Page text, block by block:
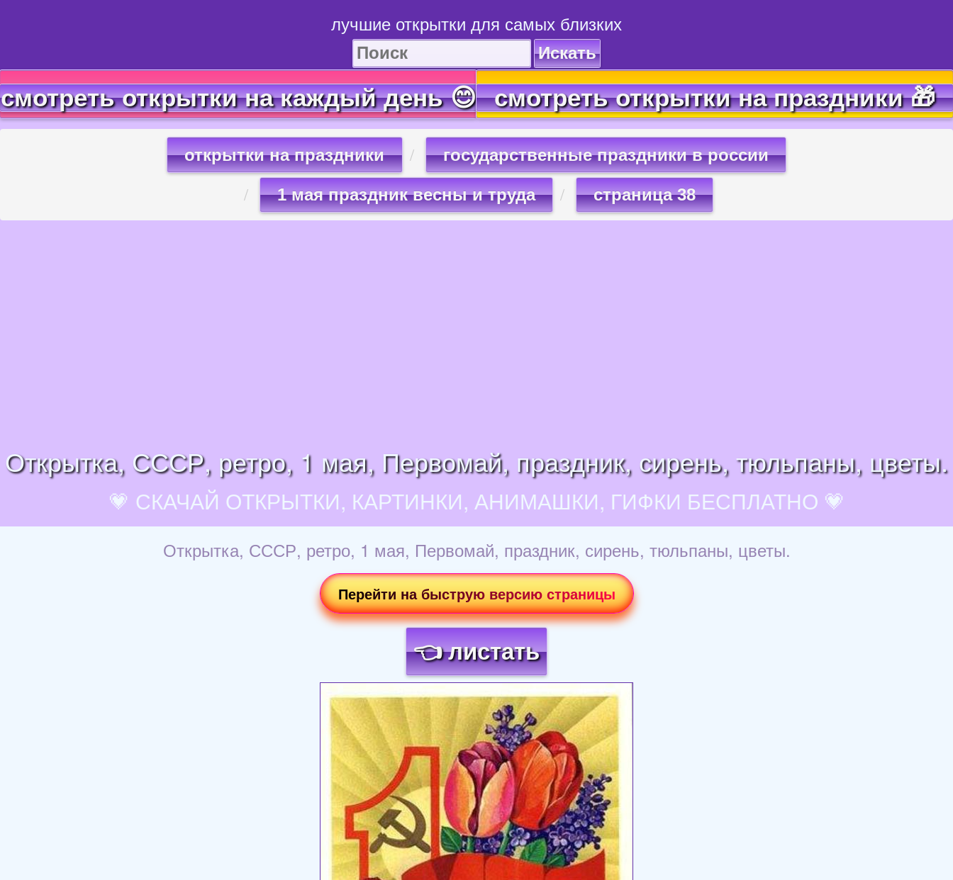
лучшие открытки для самых близких
Искать
смотреть открытки на каждый день 😊 смотреть открытки на праздники 🎁
открытки на праздники государственные праздники в россии
1 мая праздник весны и труда страница 38
Открытка, СССР, ретро, 1 мая, Первомай, праздник, сирень, тюльпаны, цветы.
💗 СКАЧАЙ ОТКРЫТКИ, КАРТИНКИ, АНИМАШКИ, ГИФКИ БЕСПЛАТНО 💗
Открытка, СССР, ретро, 1 мая, Первомай, праздник, сирень, тюльпаны, цветы.
Перейти на быструю версию страницы
👈 листать
Загрузка картинки...